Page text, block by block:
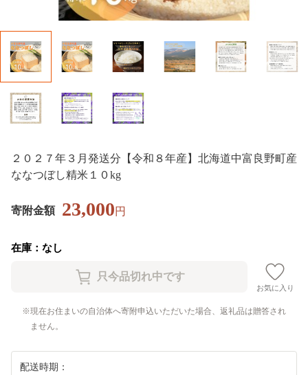
２０２７年３月発送分【令和８年産】北海道中富良野町産
ななつぼし精米１０kg
寄附金額 23,000円
在庫：なし
お気に入り
現在お住まいの自治体へ寄附申込いただいた場合、返礼品は贈答され
ません。
配送時期：